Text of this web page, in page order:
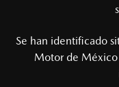
Se han identificado
Motor de México